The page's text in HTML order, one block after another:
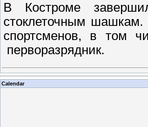
В Костроме
стоклеточным шашкам.
спортсменов, в том
перворазрядник.
Calendar